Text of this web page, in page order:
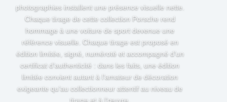
photographies installent une présence visuelle nette.
Chaque tirage de cette collection Porsche rend
hommage à une voiture de sport devenue une
référence visuelle. Chaque tirage est proposé en
édition limitée, signé, numéroté et accompagné d’un
certificat d’authenticité : dans les faits, une édition
limitée convient autant à l’amateur de décoration
exigeante qu’au collectionneur attentif au niveau de
tirage et à l’œuvre.